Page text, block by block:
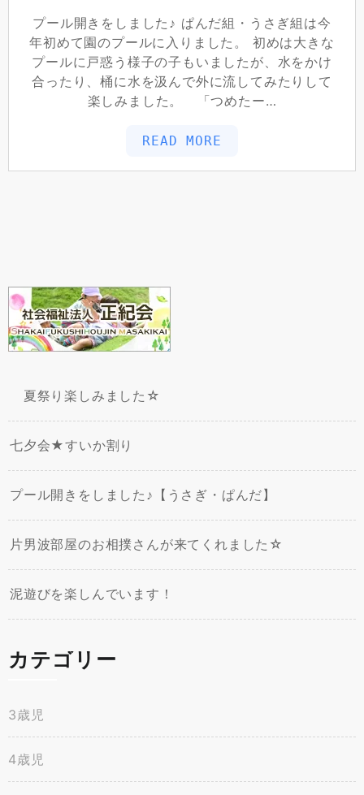
プール開きをしました♪ ぱんだ組・うさぎ組は今
年初めて園のプールに入りました。 初めは大きな
プールに戸惑う様子の子もいましたが、水をかけ
合ったり、桶に水を汲んで外に流してみたりして
楽しみました。 「つめたー…
READ MORE
夏祭り楽しみました☆
七夕会★すいか割り
プール開きをしました♪【うさぎ・ぱんだ】
片男波部屋のお相撲さんが来てくれました☆
泥遊びを楽しんでいます！
カテゴリー
3歳児
4歳児